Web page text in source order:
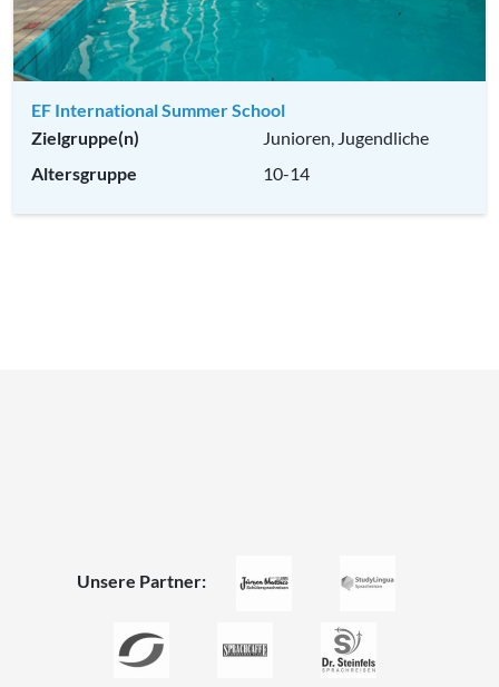
EF International Summer School
Zielgruppe(n)
Junioren, Jugendliche
Altersgruppe
10-14
Unsere Partner: